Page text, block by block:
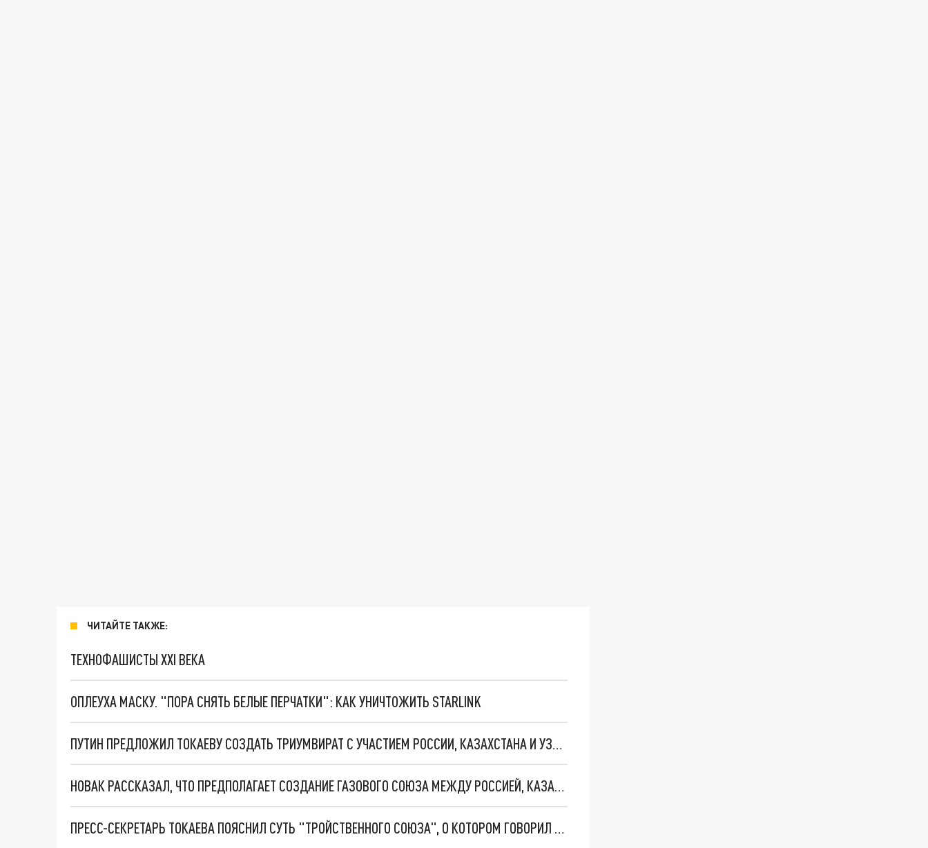
ЧИТАЙТЕ ТАКЖЕ:
ТЕХНОФАШИСТЫ XXI ВЕКА
ОПЛЕУХА МАСКУ. "ПОРА СНЯТЬ БЕЛЫЕ ПЕРЧАТКИ": КАК УНИЧТОЖИТЬ STARLINK
ПУТИН ПРЕДЛОЖИЛ ТОКАЕВУ СОЗДАТЬ ТРИУМВИРАТ С УЧАСТИЕМ РОССИИ, КАЗАХСТАНА И УЗБЕКИСТАНА
НОВАК РАССКАЗАЛ, ЧТО ПРЕДПОЛАГАЕТ СОЗДАНИЕ ГАЗОВОГО СОЮЗА МЕЖДУ РОССИЕЙ, КАЗАХСТАНОМ И УЗБЕКИСТАНОМ
ПРЕСС-СЕКРЕТАРЬ ТОКАЕВА ПОЯСНИЛ СУТЬ "ТРОЙСТВЕННОГО СОЮЗА", О КОТОРОМ ГОВОРИЛ ПУТИН